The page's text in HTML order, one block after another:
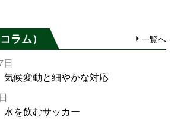
ラム） 一覧へ
気候変動と細やかな対応
水を飲むサッカー